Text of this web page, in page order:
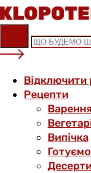
Skip
to
content
Відключити
Рецепти
Випічка